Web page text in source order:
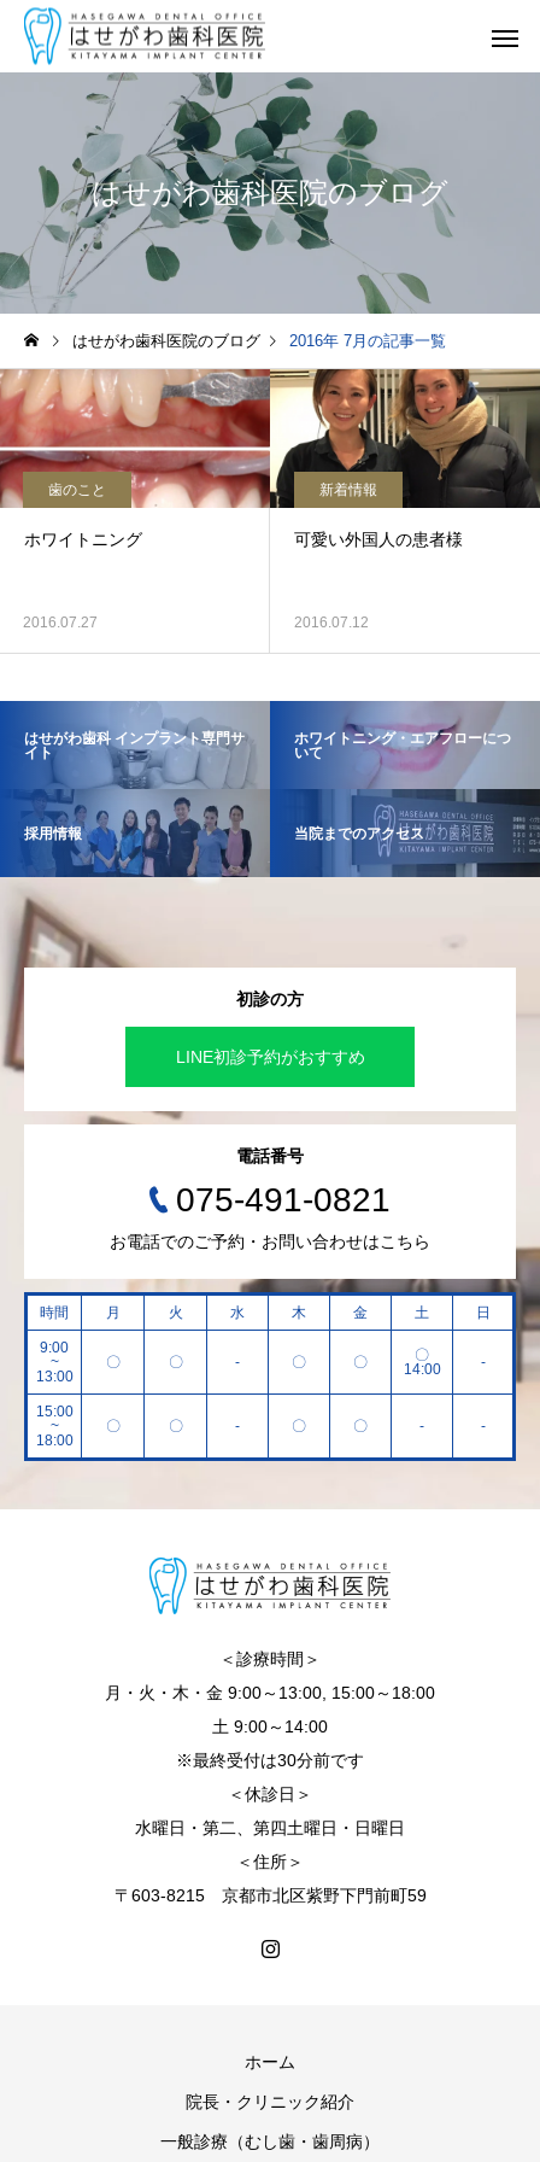
矯正歯科・
マウスピース矯正
はせがわ歯科医院のブログ
はせがわ歯科医院のブログ 2016年 7月の記事一覧
歯のこと
ホワイトニング
2016.07.27
新着情報
可愛い外国人の患者様
2016.07.12
はせがわ歯科 インプラント専門サ
イト
ホワイトニング・エアフローにつ
いて
採用情報 当院までのアクセス
初診の方
LINE初診予約がおすすめ
電話番号
075-491-0821
お電話でのご予約・お問い合わせはこちら
時間 月 火 水 木 金 土 日
9:00
~
13:00
〇 〇 - 〇 〇
〇
14:00
-
15:00
~
18:00
〇 〇 - 〇 〇 - -
＜診療時間＞
月・火・木・金 9:00～13:00, 15:00～18:00
土 9:00～14:00
※最終受付は30分前です
＜休診日＞
水曜日・第二、第四土曜日・日曜日
＜住所＞
〒603-8215 京都市北区紫野下門前町59
ホーム
院長・クリニック紹介
一般診療（むし歯・歯周病）